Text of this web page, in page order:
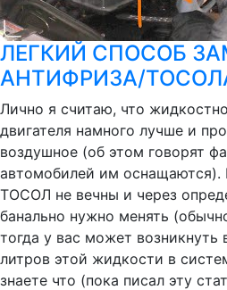
ЛЕГКИЙ СПОСОБ
АНТИФРИЗА/
Лично я считаю, что
двигателя намного лучше и
воздушное (об этом говорят
автомобилей им оснащаются).
ТОСОЛ не вечны и через
банально нужно менять
тогда у вас может возникнуть
литров этой жидкости в
знаете что (пока писал эту